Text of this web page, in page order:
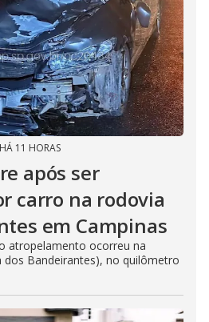
HÁ 11 HORAS
após ser
carro na rodovia
em Campinas
atropelamento ocorreu na
dos Bandeirantes), no quilômetro